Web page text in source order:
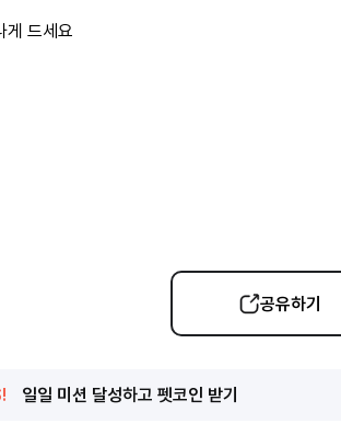
게 드세요
공유하기
일일 미션 달성하고 펫코인 받기